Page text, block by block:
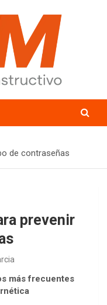
de contraseñas
prevenir
más frecuentes